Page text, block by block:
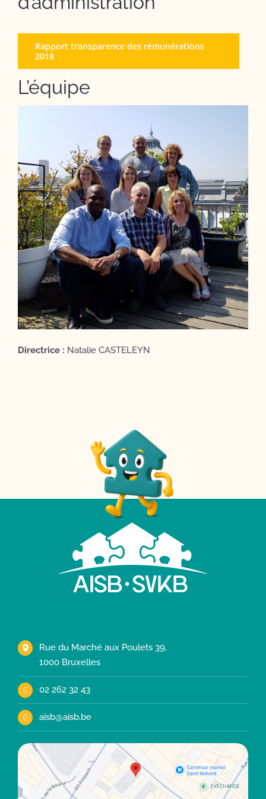
Rapport transparence des rémunérations
2018
L’équipe
Directrice : Natalie CASTELEYN
Rue du Marché aux Poulets 39,
1000 Bruxelles
02 262 32 43
aisb@aisb.be